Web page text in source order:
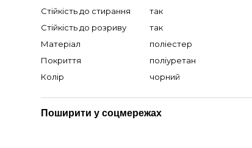
Стійкість до стирання
так
Стійкість до розриву
так
Матеріал
поліестер
Покриття
поліуретан
Колір
чорний
Поширити у соцмережах